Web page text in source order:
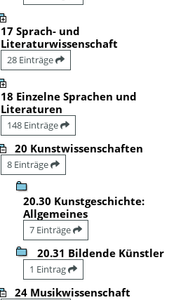
17 Sprach- und
Literaturwissenschaft
28 Einträge
18 Einzelne Sprachen und
Literaturen
148 Einträge
20 Kunstwissenschaften
8 Einträge
20.30 Kunstgeschichte:
Allgemeines
7 Einträge
20.31 Bildende Künstler
1 Eintrag
24 Musikwissenschaft